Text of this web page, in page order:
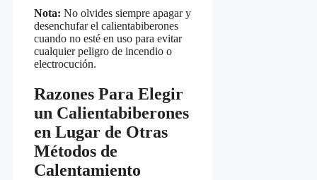
Nota: No olvides siempre apagar y
desenchufar el calientabiberones
cuando no esté en uso para evitar
cualquier peligro de incendio o
electrocución.
Razones Para Elegir
un Calientabiberones
en Lugar de Otras
Métodos de
Calentamiento